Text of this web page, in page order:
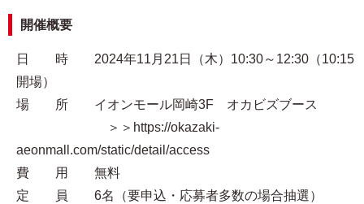
開催概要
日 時 2024年11月21日（木）10:30～12:30（10:15
開場）
場 所 イオンモール岡崎3F オカビズブース
＞＞https://okazaki-
aeonmall.com/static/detail/access
費 用 無料
定 員 6名（要申込・応募者多数の場合抽選）